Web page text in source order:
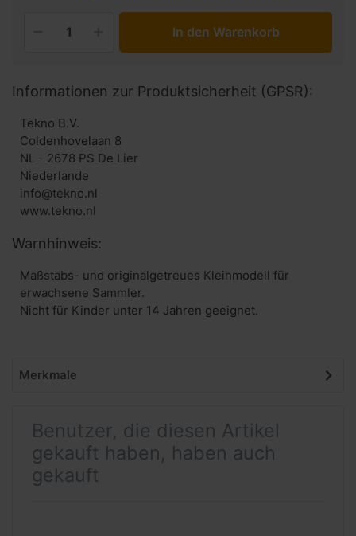
In den Warenkorb
Informationen zur Produktsicherheit (GPSR):
Tekno B.V.
Coldenhovelaan 8
NL - 2678 PS De Lier
Niederlande
info@tekno.nl
www.tekno.nl
Warnhinweis:
Maßstabs- und originalgetreues Kleinmodell für
erwachsene Sammler.
Nicht für Kinder unter 14 Jahren geeignet.
Merkmale
Benutzer, die diesen Artikel
gekauft haben, haben auch
gekauft